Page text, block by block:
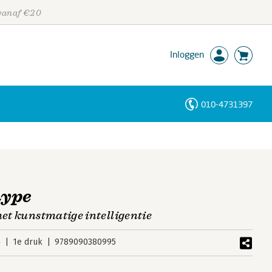
€20
Inloggen
010-4731397
kunstmatige intelligentie
1e druk 9789090380995
Personen